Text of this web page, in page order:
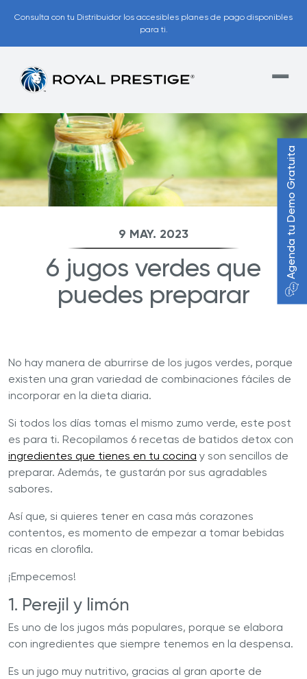
Consulta con tu Distribuidor los accesibles planes de pago disponibles
para ti.
9 MAY. 2023
6 jugos verdes que
puedes preparar
No hay manera de aburrirse de los jugos verdes, porque
existen una gran variedad de combinaciones fáciles de
incorporar en la dieta diaria.
Si todos los días tomas el mismo zumo verde, este post
es para ti. Recopilamos 6 recetas de batidos detox con
ingredientes que tienes en tu cocina y son sencillos de
preparar. Además, te gustarán por sus agradables
sabores.
Así que, si quieres tener en casa más corazones
contentos, es momento de empezar a tomar bebidas
ricas en clorofila.
¡Empecemos!
1. Perejil y limón
Es uno de los jugos más populares, porque se elabora
con ingredientes que siempre tenemos en la despensa.
Es un jugo muy nutritivo, gracias al gran aporte de
Agenda tu Demo Gratuita